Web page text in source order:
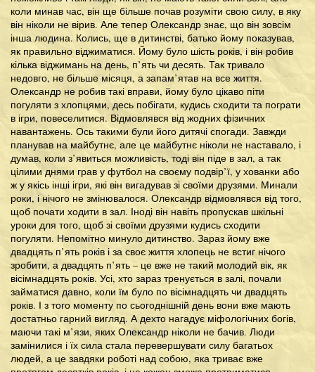
коли минав час, він ще більше почав розуміти свою силу, в яку
він ніколи не вірив. Але тепер Олександр знає, що він зовсім
інша людина. Колись, ще в дитинстві, батько йому показував,
як правильно віджиматися. Йому було шість років, і він робив
кілька віджимань на день, п’ять чи десять. Так тривало
недовго, не більше місяця, а запам’ятав на все життя.
Олександр не робив такі вправи, йому було цікаво піти
погуляти з хлопцями, десь побігати, кудись сходити та пограти
в ігри, повеселитися. Відмовлявся від жодних фізичних
навантажень. Ось такими були його дитячі спогади. Завжди
планував на майбутнє, але це майбутнє ніколи не наставало, і
думав, коли з’явиться можливість, тоді він піде в зал, а так
цілими днями грав у футбол на своєму подвір’ї, у хованки або
ж у якісь інші ігри, які він вигадував зі своїми друзями. Минали
роки, і нічого не змінювалося. Олександр відмовлявся від того,
щоб почати ходити в зал. Іноді він навіть пропускав шкільні
уроки для того, щоб зі своїми друзями кудись сходити
погуляти. Непомітно минуло дитинство. Зараз йому вже
двадцять п’ять років і за своє життя хлопець не встиг нічого
зробити, а двадцять п’ять – це вже не такий молодий вік, як
вісімнадцять років. Усі, хто зараз тренується в залі, почали
займатися давно, коли їм було по вісімнадцять чи двадцять
років. І з того моменту по сьогоднішній день вони вже мають
достатньо гарний вигляд. А дехто нагадує міфологічних богів,
маючи такі м’язи, яких Олександр ніколи не бачив. Люди
замінилися і їх сила стала перевершувати силу багатьох
людей, а це завдяки роботі над собою, яка триває вже